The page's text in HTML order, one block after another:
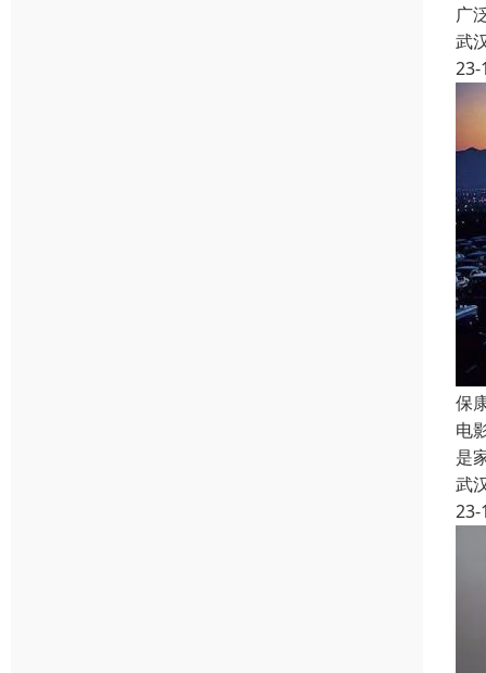
广
武
23-
保
电
是
武
23-